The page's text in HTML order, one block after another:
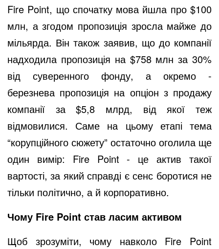
Fire Point, що спочатку мова йшла про $100
млн, а згодом пропозиція зросла майже до
мільярда. Він також заявив, що до компанії
надходила пропозиція на $758 млн за 30%
від суверенного фонду, а окремо -
березнева пропозиція на опціон з продажу
компанії за $5,8 млрд, від якої теж
відмовилися. Саме на цьому етапі тема
“корупційного сюжету” остаточно оголила ще
один вимір: Fire Point - це актив такої
вартості, за який справді є сенс боротися не
тільки політично, а й корпоративно.
Чому Fire Point став ласим активом
Щоб зрозуміти, чому навколо Fire Point